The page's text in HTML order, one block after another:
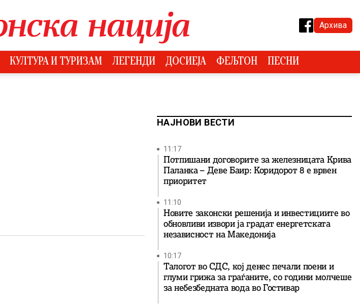
Архива
КУЛТУРА И ТУРИЗАМ ЛЕГЕНДИ ДОСИЕЈА ФЕЉТОН ПЕСНИ
НАЈНОВИ ВЕСТИ
11:17
Потпишани договорите за железницата Крива
Паланка – Деве Баир: Коридорот 8 е врвен
приоритет
11:10
Новите законски решенија и инвестициите во
обновливи извори ја градат енергетската
независност на Македонија
10:17
Талогот во СДС, кој денес печали поени и
глуми грижа за граѓаните, со години молчеше
за небезбедната вода во Гостивар